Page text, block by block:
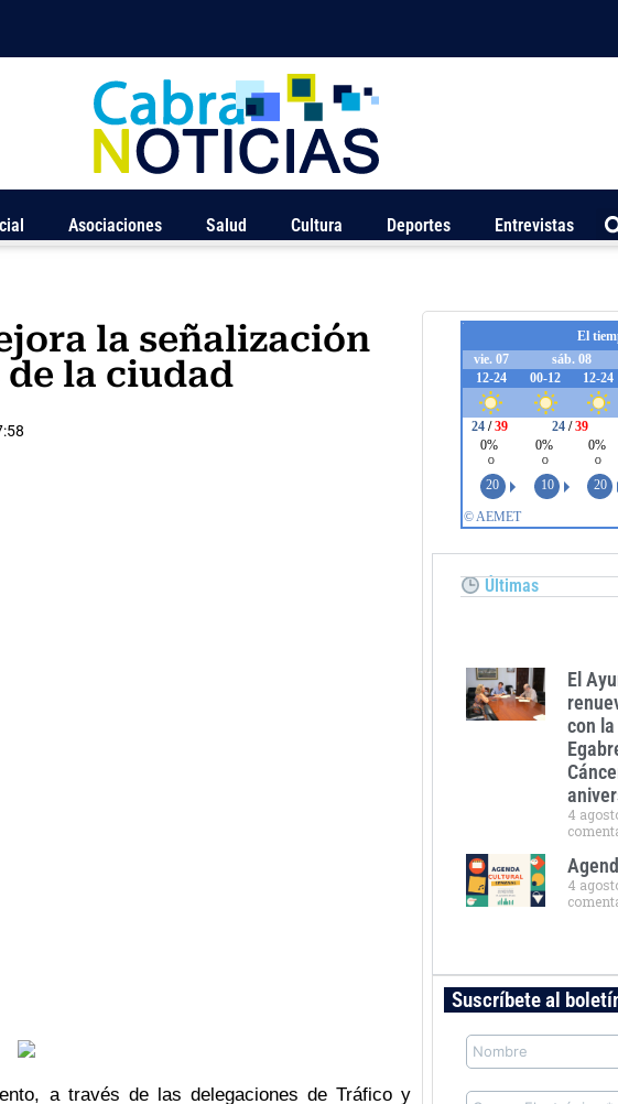
Asociaciones Salud Cultura Deportes Entrevistas
la señalización
la ciudad
a través de las delegaciones de Tráfico y
Últimas
El
con
4
4
Suscríbete al